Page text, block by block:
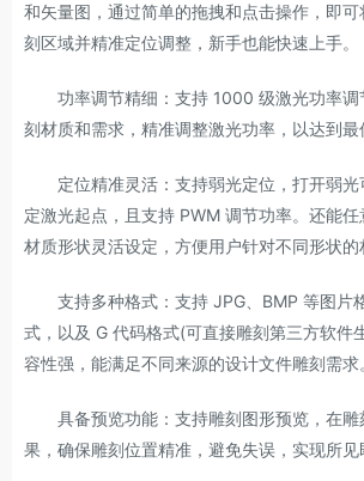
和矢量图，通过简单的拖拽和点击操作，即
刻区域并精准定位调整，新手也能快速上手。
功率调节精细：支持 1000 级激光功率调
刻材质和需求，精准调整激光功率，以达到最
定位精准灵活：支持弱光定位，打开弱光
定激光起点，且支持 PWM 调节功率。还能
材质形状灵活设定，方便用户针对不同形状的
支持多种格式：支持 JPG、BMP 等图片
式，以及 G 代码格式(可直接雕刻第三方软件
容性强，能满足不同来源的设计文件雕刻需求
具备预览功能：支持雕刻图形预览，在雕
果，确保雕刻位置精准，避免失误，实现所见